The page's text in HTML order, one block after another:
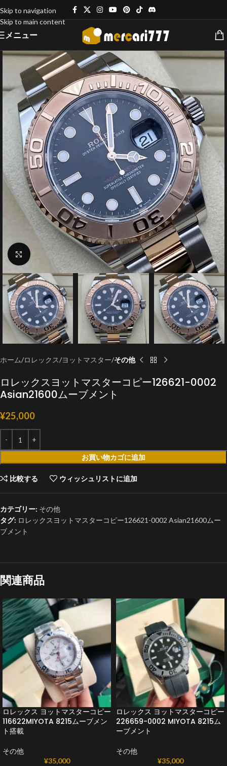
Skip to navigation
Skip to main content
メニュー
クリックで拡大
ホーム ロレックス ヨットマスター その他
ロレックスヨットマスターコピー126621-0002
Asian21600ムーブメント
¥25,000
お買い物カゴに追加
比較する ウィッシュリストに追加
カテゴリー: その他
タグ: ロレックスヨットマスターコピー126621-0002 Asian21600ムー
ブメント
関連商品
ロレックス ヨットマスターコピー
116622MIYOTA 8215ムーブメン
ト搭載
その他
¥35,000
ロレックス ヨットマスターコピー
226659-0002 MIYOTA 8215ム
ーブメント
その他
¥35,000